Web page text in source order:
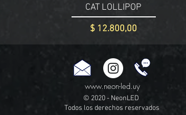
CAT LOLLIPOP
Precio
$ 12.800,00
www.neon-led.uy
© 2020 - NeonLED
Todos los derechos reservados